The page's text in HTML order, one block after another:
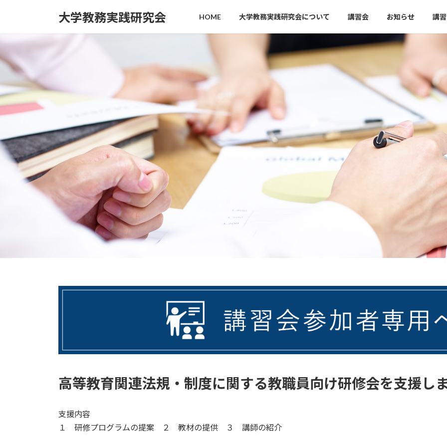
ン
ツ
へ
キ
ッ
プ
ー
シ
ョ
に
移
動
大学教務実践研究会 HOME 大学教務実践研究会について 講習会 お知らせ 講
高等教育関連法規・制度に関する教職員向け研修会を支援し
支援内容
１ 研修プログラムの提案 ２ 教材の提供 ３ 講師の紹介